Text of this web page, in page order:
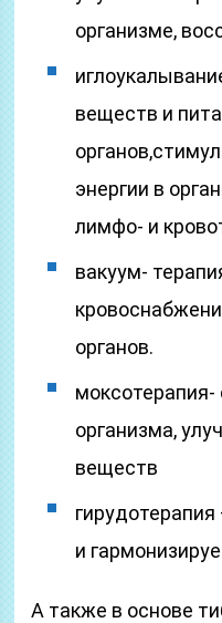
организме,
веществ и
энергии в
лимфо- и
вакуум-
органов.
организма,
веществ
и
А также в основе